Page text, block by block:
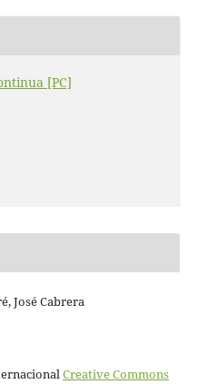
[PC]
José Cabrera
Creative Commons